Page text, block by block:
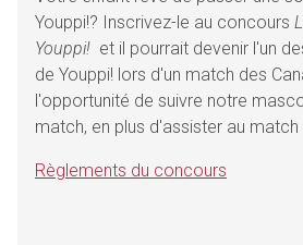
Youppi!? Inscrivez-le au concours
Youppi! et il pourrait devenir l'un
de Youppi! lors d'un match des
l'opportunité de suivre notre
match, en plus d'assister au match
Règlements du concours